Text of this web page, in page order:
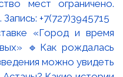
«Город и время
🔹Как рождалась
можно увидеть